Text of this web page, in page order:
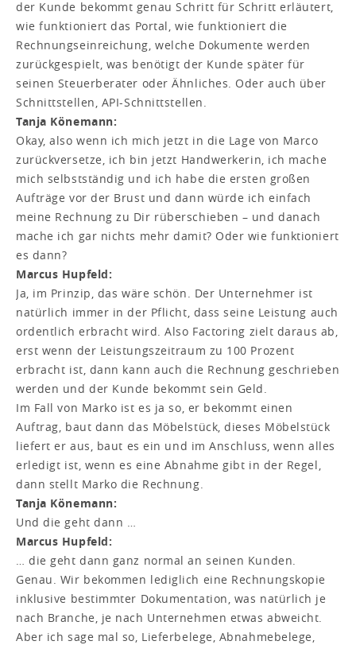
der Kunde bekommt genau Schritt für Schritt erläutert,
wie funktioniert das Portal, wie funktioniert die
Rechnungseinreichung, welche Dokumente werden
zurückgespielt, was benötigt der Kunde später für
seinen Steuerberater oder Ähnliches. Oder auch über
Schnittstellen, API-Schnittstellen.
Tanja Könemann:
Okay, also wenn ich mich jetzt in die Lage von Marco
zurückversetze, ich bin jetzt Handwerkerin, ich mache
mich selbstständig und ich habe die ersten großen
Aufträge vor der Brust und dann würde ich einfach
meine Rechnung zu Dir rüberschieben – und danach
mache ich gar nichts mehr damit? Oder wie funktioniert
es dann?
Marcus Hupfeld:
Ja, im Prinzip, das wäre schön. Der Unternehmer ist
natürlich immer in der Pflicht, dass seine Leistung auch
ordentlich erbracht wird. Also Factoring zielt daraus ab,
erst wenn der Leistungszeitraum zu 100 Prozent
erbracht ist, dann kann auch die Rechnung geschrieben
werden und der Kunde bekommt sein Geld.
Im Fall von Marko ist es ja so, er bekommt einen
Auftrag, baut dann das Möbelstück, dieses Möbelstück
liefert er aus, baut es ein und im Anschluss, wenn alles
erledigt ist, wenn es eine Abnahme gibt in der Regel,
dann stellt Marko die Rechnung.
Tanja Könemann:
Und die geht dann …
Marcus Hupfeld:
… die geht dann ganz normal an seinen Kunden.
Genau. Wir bekommen lediglich eine Rechnungskopie
inklusive bestimmter Dokumentation, was natürlich je
nach Branche, je nach Unternehmen etwas abweicht.
Aber ich sage mal so, Lieferbelege, Abnahmebelege,